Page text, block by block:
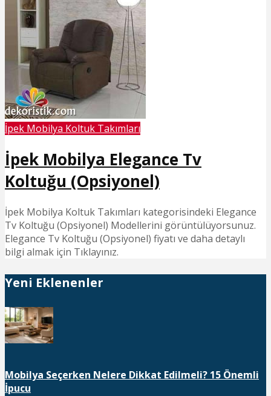
İpek Mobilya Koltuk Takımları
İpek Mobilya Elegance Tv
Koltuğu (Opsiyonel)
İpek Mobilya Koltuk Takımları kategorisindeki Elegance
Tv Koltuğu (Opsiyonel) Modellerini görüntülüyorsunuz.
Elegance Tv Koltuğu (Opsiyonel) fiyatı ve daha detaylı
bilgi almak için Tıklayınız.
Yeni Eklenenler
Mobilya Seçerken Nelere Dikkat Edilmeli? 15 Önemli
İpucu